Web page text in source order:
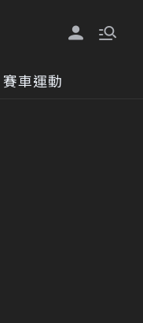
賽車運動